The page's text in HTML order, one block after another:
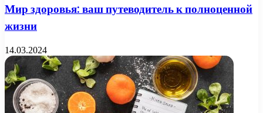
Мир здоровья: ваш путеводитель к полноценной
жизни
14.03.2024